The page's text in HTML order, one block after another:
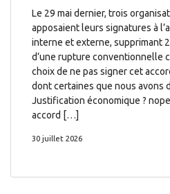
Le 29 mai dernier, trois
apposaient leurs signatures à
interne et externe, supprimant
d’une rupture conventionnelle
choix de ne pas signer cet
dont certaines que nous avons
Justification économique ?
accord […]
30 juillet 2026